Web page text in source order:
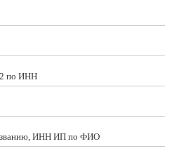
по ИНН
ИНН ИП по ФИО